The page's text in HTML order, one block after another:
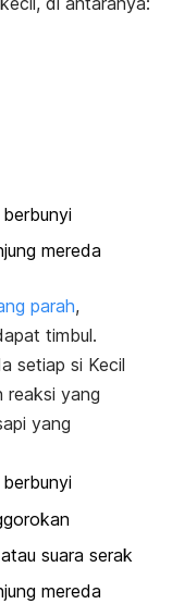
mereda
parah,
timbul.
setiap si Kecil
reaksi yang
yang
suara serak
mereda